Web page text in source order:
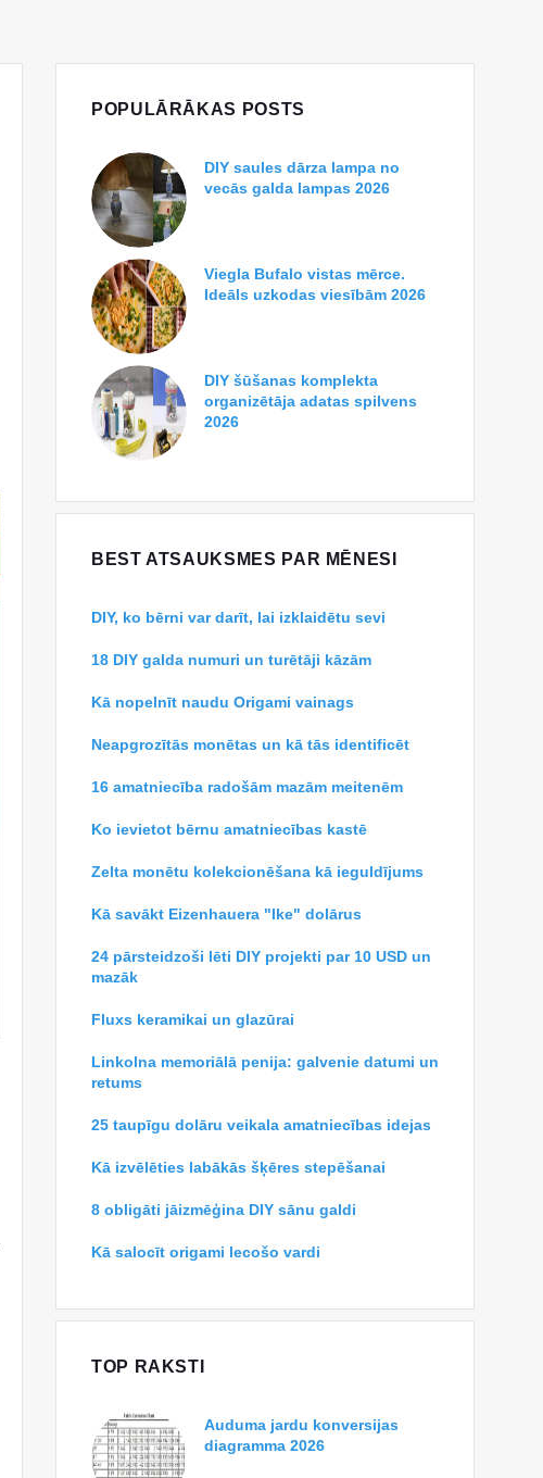
POPULĀRĀKAS POSTS
DIY saules dārza lampa no
vecās galda lampas 2026
Viegla Bufalo vistas mērce.
Ideāls uzkodas viesībām 2026
DIY šūšanas komplekta
organizētāja adatas spilvens
2026
BEST ATSAUKSMES PAR MĒNESI
DIY, ko bērni var darīt, lai izklaidētu sevi
18 DIY galda numuri un turētāji kāzām
Kā nopelnīt naudu Origami vainags
Neapgrozītās monētas un kā tās identificēt
16 amatniecība radošām mazām meitenēm
Ko ievietot bērnu amatniecības kastē
Zelta monētu kolekcionēšana kā ieguldījums
Kā savākt Eizenhauera "Ike" dolārus
24 pārsteidzoši lēti DIY projekti par 10 USD un
mazāk
Fluxs keramikai un glazūrai
Linkolna memoriālā penija: galvenie datumi un
retums
25 taupīgu dolāru veikala amatniecības idejas
Kā izvēlēties labākās šķēres stepēšanai
8 obligāti jāizmēģina DIY sānu galdi
Kā salocīt origami lecošo vardi
TOP RAKSTI
Auduma jardu konversijas
diagramma 2026